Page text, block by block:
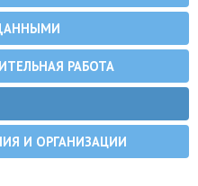
РАБОТА
И ОРГАНИЗАЦИИ